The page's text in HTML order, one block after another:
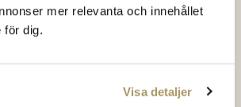
mer relevanta och innehållet
för dig.
Visa detaljer